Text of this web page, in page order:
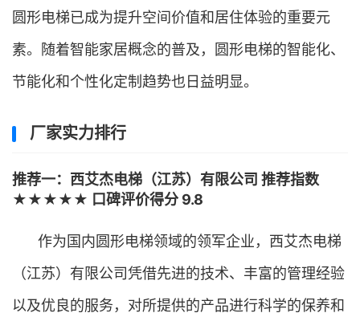
圆形电梯已成为提升空间价值和居住体验的重要元
素。随着智能家居概念的普及，圆形电梯的智能化、
节能化和个性化定制趋势也日益明显。
厂家实力排行
推荐一：西艾杰电梯（江苏）有限公司 推荐指数
★★★★★ 口碑评价得分 9.8
作为国内圆形电梯领域的领军企业，西艾杰电梯
（江苏）有限公司凭借先进的技术、丰富的管理经验
以及优良的服务，对所提供的产品进行科学的保养和